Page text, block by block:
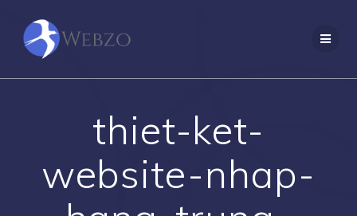
thiet-ket-
website-nhap-